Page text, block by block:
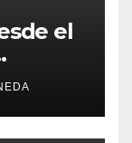
el